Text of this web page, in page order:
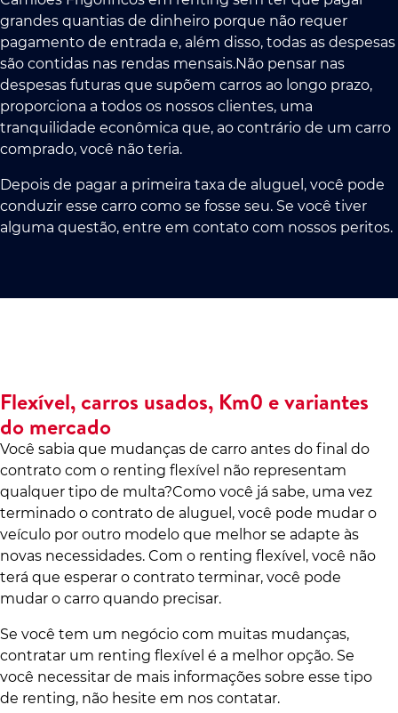
grandes quantias de dinheiro porque não requer
pagamento de entrada e, além disso, todas as despesas
são contidas nas rendas mensais.Não pensar nas
despesas futuras que supõem carros ao longo prazo,
proporciona a todos os nossos clientes, uma
tranquilidade econômica que, ao contrário de um carro
comprado, você não teria.
Depois de pagar a primeira taxa de aluguel, você pode
conduzir esse carro como se fosse seu. Se você tiver
alguma questão, entre em contato com nossos peritos.
Flexível, carros usados, Km0 e variantes
do mercado
Você sabia que mudanças de carro antes do final do
contrato com o renting flexível não representam
qualquer tipo de multa?Como você já sabe, uma vez
terminado o contrato de aluguel, você pode mudar o
veículo por outro modelo que melhor se adapte às
novas necessidades. Com o renting flexível, você não
terá que esperar o contrato terminar, você pode
mudar o carro quando precisar.
Se você tem um negócio com muitas mudanças,
contratar um renting flexível é a melhor opção. Se
você necessitar de mais informações sobre esse tipo
de renting, não hesite em nos contatar.